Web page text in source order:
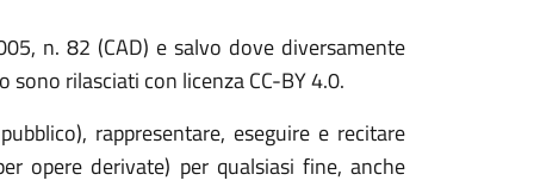
n. 82 (CAD) e salvo dove diversamente
rilasciati con licenza CC-BY 4.0.
rappresentare, eseguire e recitare
opere derivate) per qualsiasi fine, anche